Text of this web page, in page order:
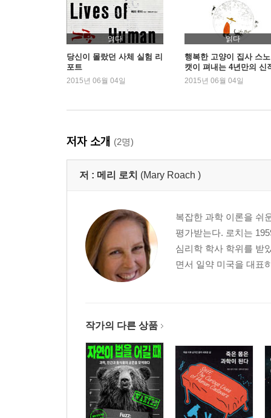
읽다
당신이 몰랐던 사체 실험 리
포트
2015년 06월 04일
읽다
행복한 고양이 집사 스
캣이 펴내는 4년만의 신
2015년 06월 04일
저자 소개 (2명)
저 : 메리 로치 (Mary Roach )
복잡한 과학 이론을 쉬
평가받는다. 로치는
심리학 학사 학위를 받
면서 일약 미국을 대표
작가의 다른 상품